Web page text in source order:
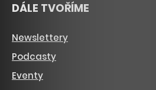
DÁLE TVOŘÍME
Newslettery
Podcasty
Eventy